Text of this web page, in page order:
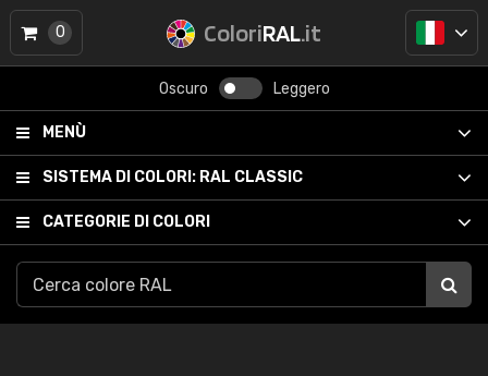
ColoriRAL.it
Oscuro Leggero
MENÙ
SISTEMA DI COLORI: RAL CLASSIC
CATEGORIE DI COLORI
0